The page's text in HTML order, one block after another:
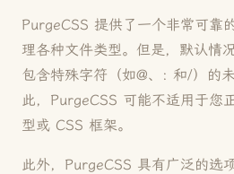
PurgeCSS 提供了一个非常可靠
理各种文件类型。但是，默认情
包含特殊字符（如@、: 和/）的
此，PurgeCSS 可能不适用于您
型或 CSS 框架。
此外，PurgeCSS 具有广泛的选